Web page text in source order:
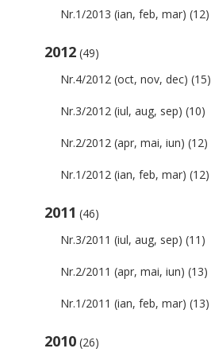
Nr.1/2013 (ian, feb, mar) (12)
2012 (49)
Nr.4/2012 (oct, nov, dec) (15)
Nr.3/2012 (iul, aug, sep) (10)
Nr.2/2012 (apr, mai, iun) (12)
Nr.1/2012 (ian, feb, mar) (12)
2011 (46)
Nr.3/2011 (iul, aug, sep) (11)
Nr.2/2011 (apr, mai, iun) (13)
Nr.1/2011 (ian, feb, mar) (13)
2010 (26)